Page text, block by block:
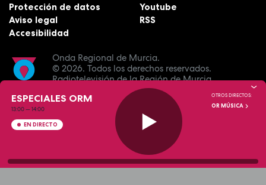
Onda Regional de Murcia.
© 2026. Todos los derechos reservados.
Radiotelevisión de la Región de Murcia.
Protección de datos
Aviso legal
Accesibilidad
Youtube
RSS
ESPECIALES ORM
13:00—14:00
EN DIRECTO
OTROS DIRECTOS:
OR MÚSICA